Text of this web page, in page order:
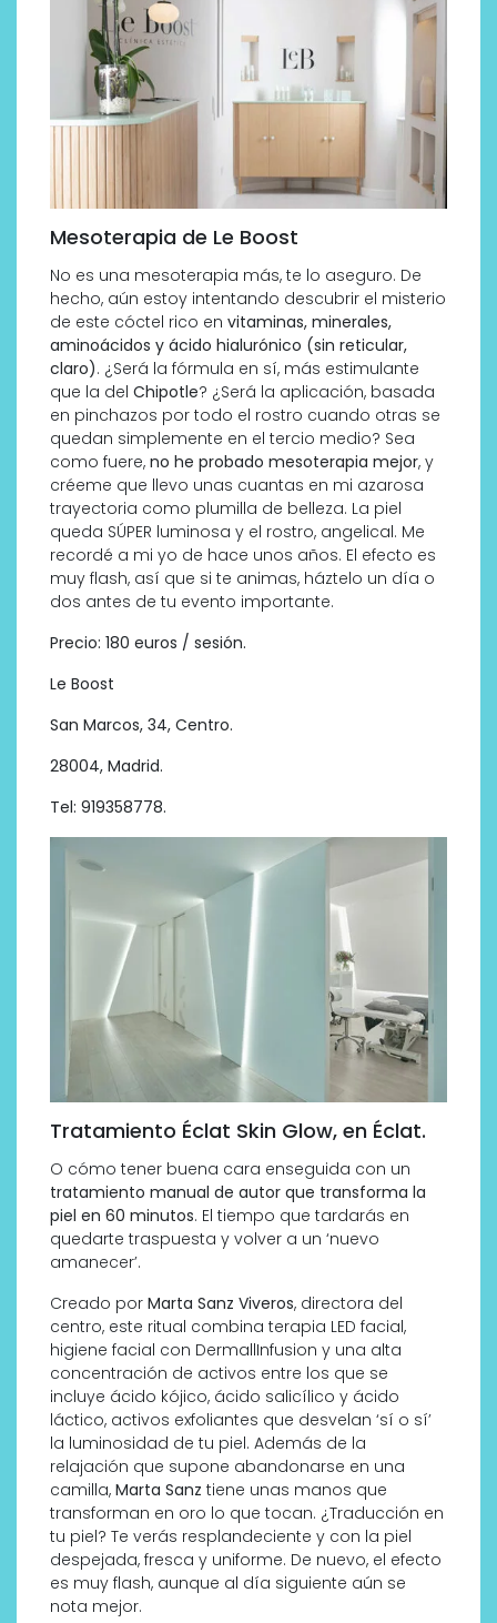
Mesoterapia de Le Boost
No es una mesoterapia más, te lo aseguro. De
hecho, aún estoy intentando descubrir el misterio
de este cóctel rico en vitaminas, minerales,
aminoácidos y ácido hialurónico (sin reticular,
claro). ¿Será la fórmula en sí, más estimulante
que la del Chipotle? ¿Será la aplicación, basada
en pinchazos por todo el rostro cuando otras se
quedan simplemente en el tercio medio? Sea
como fuere, no he probado mesoterapia mejor, y
créeme que llevo unas cuantas en mi azarosa
trayectoria como plumilla de belleza. La piel
queda SÚPER luminosa y el rostro, angelical. Me
recordé a mi yo de hace unos años. El efecto es
muy flash, así que si te animas, háztelo un día o
dos antes de tu evento importante.
Precio: 180 euros / sesión.
Le Boost
San Marcos, 34, Centro.
28004, Madrid.
Tel: 919358778.
Tratamiento Éclat Skin Glow, en Éclat.
O cómo tener buena cara enseguida con un
tratamiento manual de autor que transforma la
piel en 60 minutos. El tiempo que tardarás en
quedarte traspuesta y volver a un ‘nuevo
amanecer’.
Creado por Marta Sanz Viveros, directora del
centro, este ritual combina terapia LED facial,
higiene facial con DermallInfusion y una alta
concentración de activos entre los que se
incluye ácido kójico, ácido salicílico y ácido
láctico, activos exfoliantes que desvelan ‘sí o sí’
la luminosidad de tu piel. Además de la
relajación que supone abandonarse en una
camilla, Marta Sanz tiene unas manos que
transforman en oro lo que tocan. ¿Traducción en
tu piel? Te verás resplandeciente y con la piel
despejada, fresca y uniforme. De nuevo, el efecto
es muy flash, aunque al día siguiente aún se
nota mejor.